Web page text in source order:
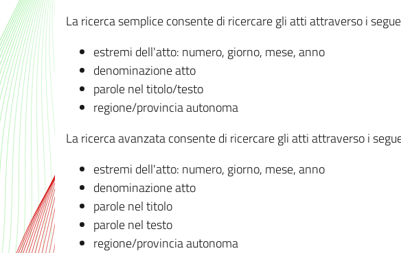
La ricerca semplice consente di ricercare gli atti attraverso i
estremi dell'atto: numero, giorno, mese, anno
denominazione atto
parole nel titolo/testo
regione/provincia autonoma
La ricerca avanzata consente di ricercare gli atti attraverso i
estremi dell'atto: numero, giorno, mese, anno
denominazione atto
parole nel titolo
parole nel testo
regione/provincia autonoma